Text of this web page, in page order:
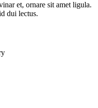
et, ornare sit amet ligula.
dui lectus.